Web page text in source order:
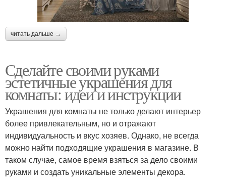
читать дальше →
Сделайте своими руками
эстетичные украшения для
комнаты: идеи и инструкции
Украшения для комнаты не только делают интерьер
более привлекательным, но и отражают
индивидуальность и вкус хозяев. Однако, не всегда
можно найти подходящие украшения в магазине. В
таком случае, самое время взяться за дело своими
руками и создать уникальные элементы декора.